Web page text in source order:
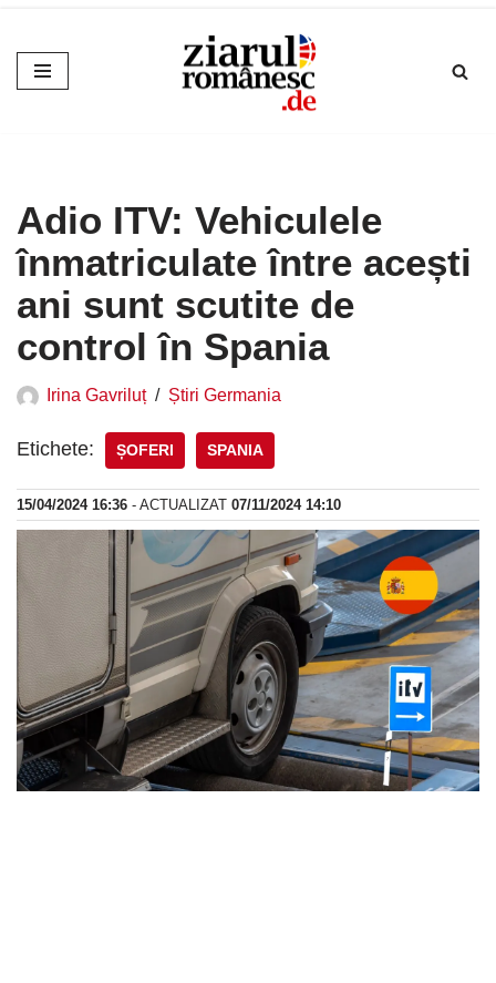
Sari
la
Adio ITV: Vehiculele
înmatriculate între acești
ani sunt scutite de
control în Spania
Irina Gavriluț Știri Germania
Etichete: ȘOFERI SPANIA
15/04/2024 16:36 - ACTUALIZAT 07/11/2024 14:10